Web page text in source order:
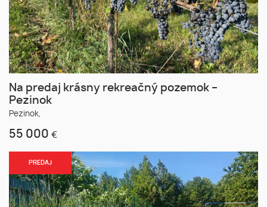
Na predaj krásny rekreačný pozemok –
Pezinok
Pezinok,
55 000 €
PREDAJ